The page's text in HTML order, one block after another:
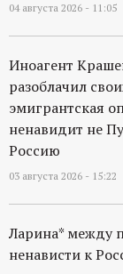
04 августа 2026 - 11:05
Иноагент
разоблачил
эмигрантская
ненавидит не
Россию
03 августа 2026 - 15:22
Ларина* между
ненависти к